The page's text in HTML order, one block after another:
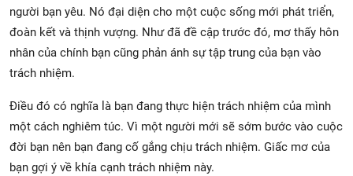
người bạn yêu. Nó đại diện cho một cuộc sống mới phát triển,
đoàn kết và thịnh vượng. Như đã đề cập trước đó, mơ thấy hôn
nhân của chính bạn cũng phản ánh sự tập trung của bạn vào
trách nhiệm.
Điều đó có nghĩa là bạn đang thực hiện trách nhiệm của mình
một cách nghiêm túc. Vì một người mới sẽ sớm bước vào cuộc
đời bạn nên bạn đang cố gắng chịu trách nhiệm. Giấc mơ của
bạn gợi ý về khía cạnh trách nhiệm này.